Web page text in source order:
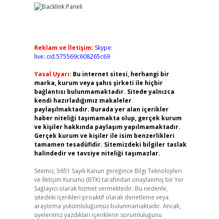
Reklam ve İletişim: Skype:
live:.cid.575569c608265c69
Yasal Uyarı: Bu internet sitesi, herhangi bir
marka, kurum veya şahıs şirketi ile hiçbir
bağlantısı bulunmamaktadır. Sitede yalnızca
kendi hazırladığımız makaleler
paylaşılmaktadır. Burada yer alan içerikler
haber niteliği taşımamakta olup, gerçek kurum
ve kişiler hakkında paylaşım yapılmamaktadır.
Gerçek kurum ve kişiler ile isim benzerlikleri
tamamen tesadüfidir. Sitemizdeki bilgiler taslak
halindedir ve tavsiye niteliği taşımazlar.
Sitemiz, 5651 Sayılı Kanun gereğince Bilgi Teknolojileri
ve İletişim Kurumu (BTK) tarafından onaylanmış bir Yer
Sağlayıcı olarak hizmet vermektedir. Bu nedenle,
sitedeki içerikleri proaktif olarak denetleme veya
araştırma yükümlülüğümüz bulunmamaktadır. Ancak,
üyelerimiz yazdıkları içeriklerin sorumluluğunu